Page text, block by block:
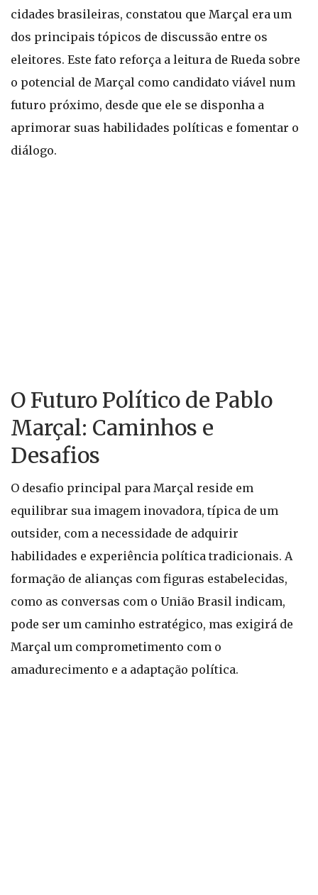
cidades brasileiras, constatou que Marçal era um
dos principais tópicos de discussão entre os
eleitores. Este fato reforça a leitura de Rueda sobre
o potencial de Marçal como candidato viável num
futuro próximo, desde que ele se disponha a
aprimorar suas habilidades políticas e fomentar o
diálogo.
O Futuro Político de Pablo
Marçal: Caminhos e
Desafios
O desafio principal para Marçal reside em
equilibrar sua imagem inovadora, típica de um
outsider, com a necessidade de adquirir
habilidades e experiência política tradicionais. A
formação de alianças com figuras estabelecidas,
como as conversas com o União Brasil indicam,
pode ser um caminho estratégico, mas exigirá de
Marçal um comprometimento com o
amadurecimento e a adaptação política.